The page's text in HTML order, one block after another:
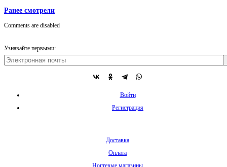
Ранее смотрели
Comments are disabled
Узнавайте первыми:
Войти
Регистрация
Доставка
Оплата
Ногтевые магазины